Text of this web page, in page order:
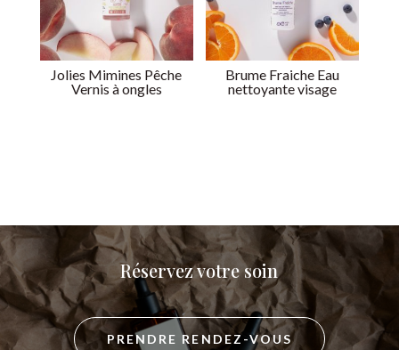
Jolies Mimines Pêche
Vernis à ongles
Brume Fraiche Eau
nettoyante visage
Réservez votre soin
PRENDRE RENDEZ-VOUS